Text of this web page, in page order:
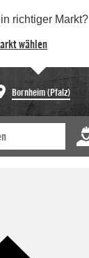
richtiger Markt?
wählen
Bornheim (Pfalz)